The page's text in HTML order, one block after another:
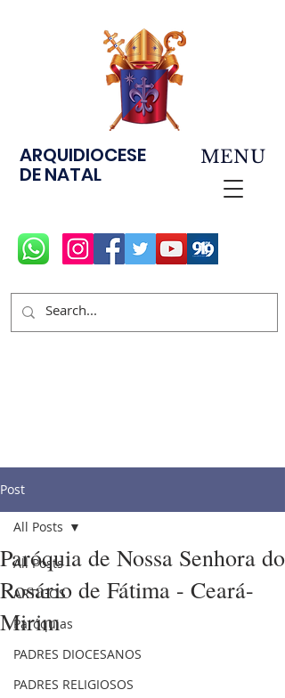
ARQUIDIOCESE
DE NATAL
MENU
Post
All Posts
ARTIGOS
Paróquias
PADRES DIOCESANOS
PADRES RELIGIOSOS
All Posts
Paróquia de Nossa Senhora do
Rosário de Fátima - Ceará-
Mirim